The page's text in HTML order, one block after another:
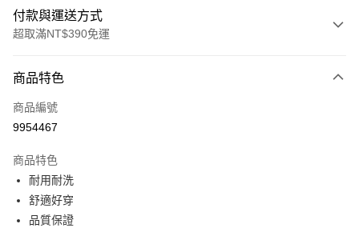
付款與運送方式
超取滿NT$390免運
POYA支付
信用卡一次付款
LINE Pay
Apple Pay
商品特色
商品編號
9954467
商品特色
耐用耐洗
舒適好穿
品質保證